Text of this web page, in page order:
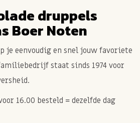
druppels
Boer Noten
je eenvoudig en snel jouw favoriete
staat sinds 1974 voor
16.00 besteld = dezelfde dag